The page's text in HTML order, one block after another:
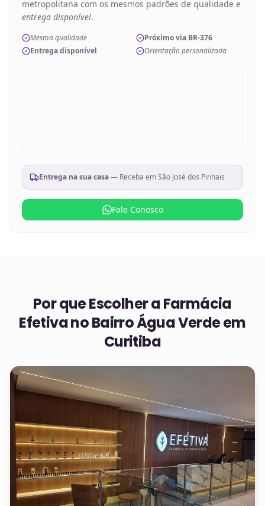
metropolitana com os mesmos padrões de qualidade e
entrega disponível.
Mesma qualidade
Próximo via BR-376
Entrega disponível
Orientação personalizada
Entrega na sua casa— Receba emSão José dos Pinhais
Fale Conosco
Por que Escolher a Farmácia
Efetiva noBairro Água Verde em
Curitiba